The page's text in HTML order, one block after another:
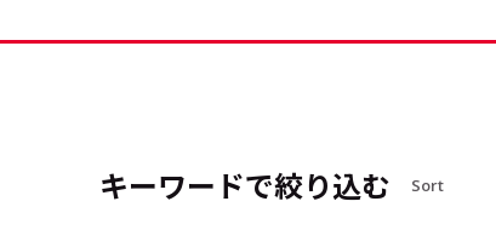
キーワードで絞り込む Sort